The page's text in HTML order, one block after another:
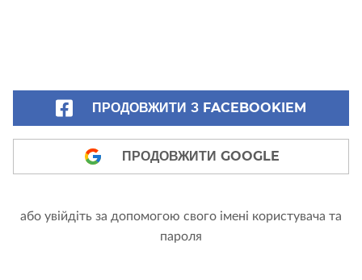
ПРОДОВЖИТИ З FACEBOOKIEM
ПРОДОВЖИТИ GOOGLE
або увійдіть за допомогою свого імені користувача та
пароля